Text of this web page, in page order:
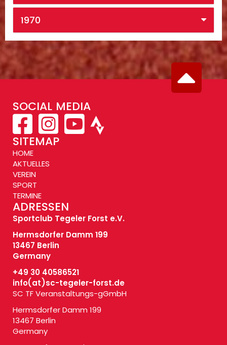
1970
SOCIAL MEDIA
SITEMAP
HOME
AKTUELLES
VEREIN
SPORT
TERMINE
ADRESSEN
Sportclub Tegeler Forst e.V.
Hermsdorfer Damm 199
13467 Berlin
Germany
+49 30 40586521
info(at)sc-tegeler-forst.de
SC TF Veranstaltungs-gGmbH
Hermsdorfer Damm 199
13467 Berlin
Germany